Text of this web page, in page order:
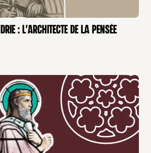
: l'Architecte de la Pensée